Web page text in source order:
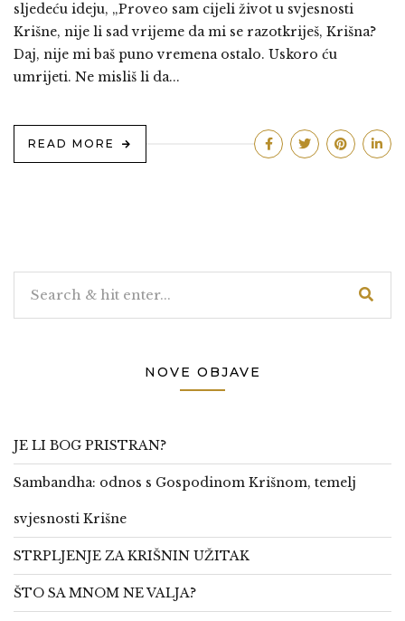
sljedeću ideju, „Proveo sam cijeli život u svjesnosti
Krišne, nije li sad vrijeme da mi se razotkriješ, Krišna?
Daj, nije mi baš puno vremena ostalo. Uskoro ću
umrijeti. Ne misliš li da...
READ MORE
NOVE OBJAVE
JE LI BOG PRISTRAN?
Sambandha: odnos s Gospodinom Krišnom, temelj
svjesnosti Krišne
STRPLJENJE ZA KRIŠNIN UŽITAK
ŠTO SA MNOM NE VALJA?